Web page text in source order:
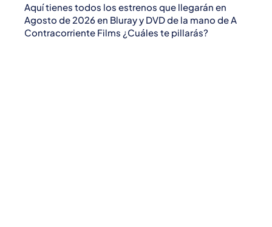
Aquí tienes todos los estrenos que llegarán en
Agosto de 2026 en Bluray y DVD de la mano de A
Contracorriente Films ¿Cuáles te pillarás?